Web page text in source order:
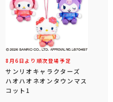
8月6日より順次登場予定
サンリオキャラクターズ
ハオハオネオンタウンマス
コット1